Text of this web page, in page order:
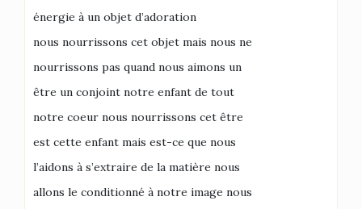
énergie à un objet d’adoration
nous nourrissons cet objet mais nous ne
nourrissons pas quand nous aimons un
être un conjoint notre enfant de tout
notre coeur nous nourrissons cet être
est cette enfant mais est-ce que nous
l’aidons à s’extraire de la matière nous
allons le conditionné à notre image nous